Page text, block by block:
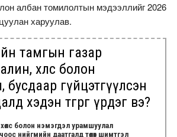
албан томилолтын мэдээллийг 2026
харуулав.